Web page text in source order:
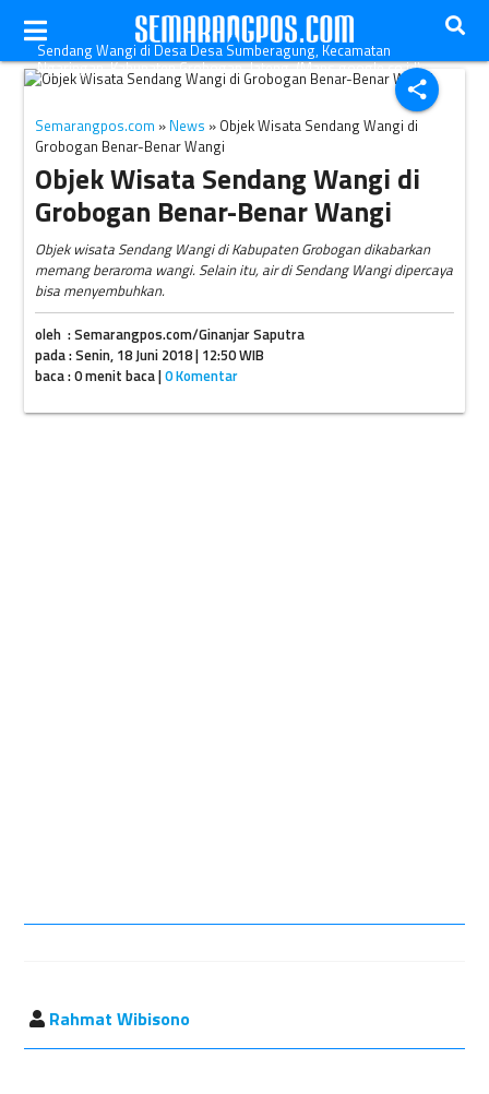
share
Sendang Wangi di Desa Desa Sumberagung, Kecamatan
Ngaringan, Kabupaten Grobogan, Jateng. (Maps.google.co.id)
Semarangpos.com » News » Objek Wisata Sendang Wangi di
Grobogan Benar-Benar Wangi
Objek Wisata Sendang Wangi di
Grobogan Benar-Benar Wangi
Objek wisata Sendang Wangi di Kabupaten Grobogan dikabarkan
memang beraroma wangi. Selain itu, air di Sendang Wangi dipercaya
bisa menyembuhkan.
oleh : Semarangpos.com/Ginanjar Saputra
pada : Senin, 18 Juni 2018 | 12:50 WIB
baca : 0 menit baca |0 Komentar
Rahmat Wibisono